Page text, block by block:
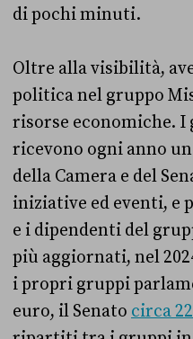
di pochi minuti.
Oltre alla visibilità,
politica nel gruppo
risorse economiche.
ricevono ogni anno
della Camera e del
iniziative ed eventi, e
e i dipendenti del
più aggiornati, nel
i propri gruppi
euro, il Senato circa